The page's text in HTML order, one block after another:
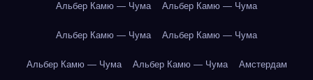
Альбер Камю — Чума Альбер Камю — Чума
Альбер Камю — Чума Альбер Камю — Чума
Альбер Камю — Чума Альбер Камю — Чума Амстердам